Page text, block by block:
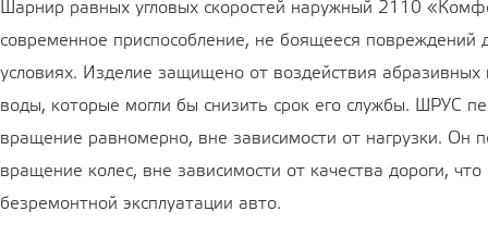
Шарнир равных угловых скоростей наружный 2110
современное приспособление, не боящееся повреждений
условиях. Изделие защищено от воздействия абразивных
воды, которые могли бы снизить срок его службы. ШРУС
вращение равномерно, вне зависимости от нагрузки. Он
вращение колес, вне зависимости от качества дороги,
безремонтной эксплуатации авто.